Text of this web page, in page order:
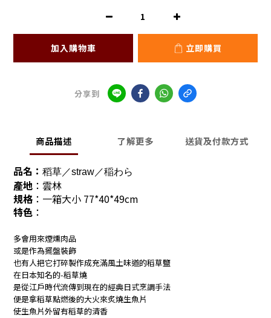
加入購物車 立即購買
分享到
商品描述 了解更多 送貨及付款方式
品名： 稻草／straw／稲わら
產地 ：雲林
規格 ：一箱大小 77*40*49cm
特色 ：
多會用來煙燻肉品
或是作為擺盤裝飾
也有人把它打碎製作成充滿風土味道的稻草鹽
在日本知名的-稻草燒
是從江戶時代流傳到現在的經典日式烹調手法
便是拿稻草點燃後的大火來炙燒生魚片
使生魚片外留有稻草的清香